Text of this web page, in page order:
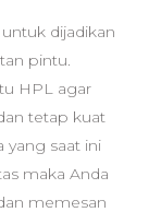
dijadikan
pintu.
HPL agar
tetap kuat
yang saat ini
maka Anda
memesan